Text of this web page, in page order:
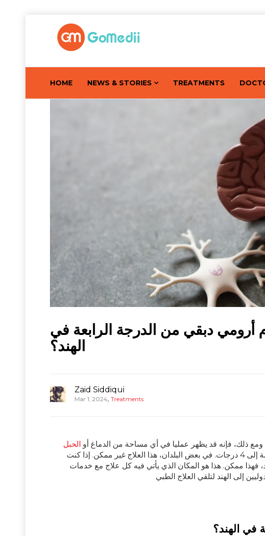
HOME NEWS & STORIES TREATMENTS
أرومي دبقي من الدرجة الرابعة في
الهند؟
Zaid Siddiqui
Mar 1, 2024, Treatments
ومع ذلك، فإنه قد يظهر عمليا في أي مساحة من الدماغ أو الحبل
. وهي مقسمة إلى 4 درجات. في بعض البلدان، هذا العلاج غير ممكن. إذا كنت
فهذا ممكن. هذا هو المكان الذي يأتي فيه كل علاج مع خدمات
في الهند؟